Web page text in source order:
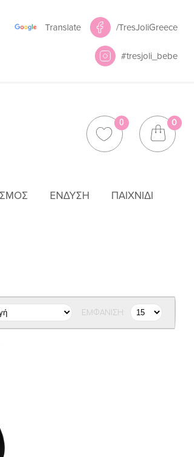
Translate /TresJoliGreece
#tresjoli_bebe
0 0
ΈΝΔΥΣΗ ΠΑΙΧΝΊΔΙ
ΕΜΦΆΝΙΣΗ: